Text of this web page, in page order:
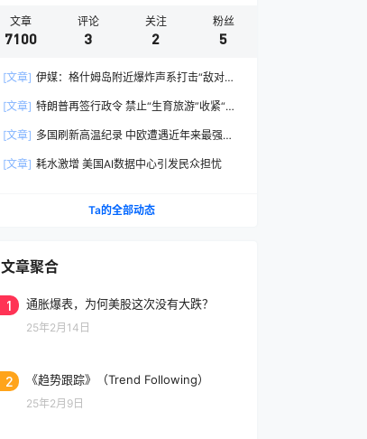
文章
7100
评论
3
关注
2
粉丝
5
[文章] 伊媒：格什姆岛附近爆炸声系打击“敌对目
[文章] 特朗普再签行政令 禁止“生育旅游”收紧“出
[文章] 多国刷新高温纪录 中欧遭遇近年来最强热
[文章] 耗水激增 美国AI数据中心引发民众担忧
Ta的全部动态
文章聚合
1 通胀爆表，为何美股这次没有大跌？
25年2月14日
2 《趋势跟踪》（Trend Following）
25年2月9日